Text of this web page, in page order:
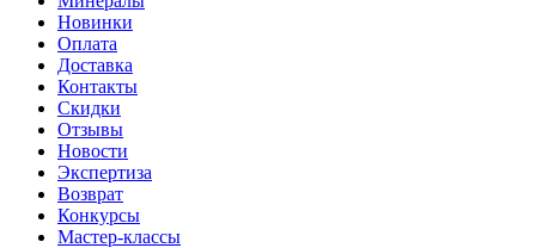
Новинки
Оплата
Доставка
Контакты
Скидки
Отзывы
Новости
Экспертиза
Возврат
Конкурсы
Мастер-классы